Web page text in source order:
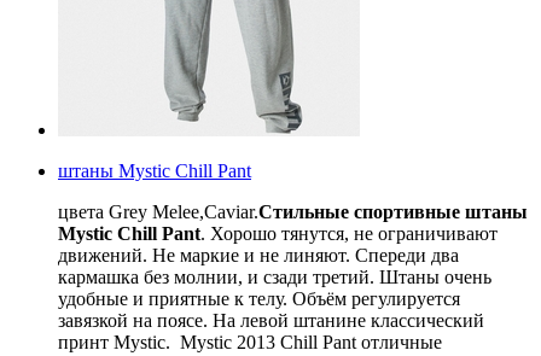
штаны Mystic Chill Pant
цвета Grey Melee,Caviar.Стильные спортивные штаны
Mystic Chill Pant. Хорошо тянутся, не ограничивают
движений. Не маркие и не линяют. Спереди два
кармашка без молнии, и сзади третий. Штаны очень
удобные и приятные к телу. Объём регулируется
завязкой на поясе. На левой штанине классический
принт Mystic. Mystic 2013 Chill Pant отличные